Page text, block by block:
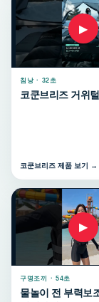
▶
침낭 · 32초
코쿤브리즈 거위
코쿤브리즈 제품 보기 →
▶
구명조끼 · 54초
물놀이 전 부력보